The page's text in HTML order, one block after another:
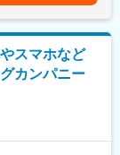
最適化を実現す
様をサポートす
得しており、時短
で退職された社
度の導入等、女
います。
します。
（※事務所から車
スマホなど
カンパニー